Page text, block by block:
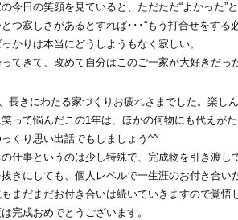
今日の笑顔を見ていると、ただただ“よかった”
つ寂しさがあるとすれば･･･“もう打合せをする
かりは本当にどうしようもなく寂しい。
てきて、改めて自分はこのご一家が大好きだっ
長きにわたる家づくりお疲れさまでした。楽し
笑って悩んだこの1年は、ほかの何物にも代えがた
っくり思い出話でもしましょう^^
仕事というのは少し特殊で、完成物を引き渡し
きにしても、個人レベルで一生涯のお付き合い
まだまだお付き合いは続いていきますので覚悟
完成おめでとうございます。